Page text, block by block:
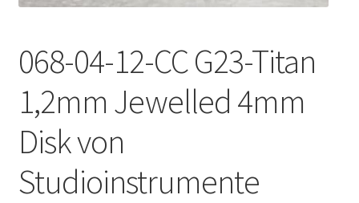
068-04-12-CC G23-Titan
1,2mm Jewelled 4mm
Disk von
Studioinstrumente